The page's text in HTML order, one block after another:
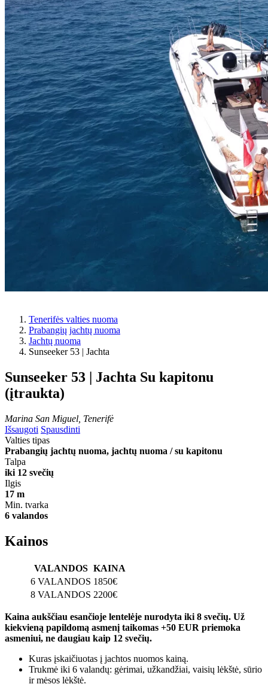
Tenerifės valties nuoma
Prabangių jachtų nuoma
Jachtų nuoma
Sunseeker 53 | Jachta
Sunseeker 53 | Jachta Su kapitonu
(įtraukta)
Marina San Miguel, Tenerifė
Išsaugoti Spausdinti
Valties tipas
Prabangių jachtų nuoma, jachtų nuoma / su kapitonu
Talpa
iki 12 svečių
Ilgis
17 m
Min. tvarka
6 valandos
Kainos
VALANDOS KAINA
6 VALANDOS 1850€
8 VALANDOS 2200€
Kaina aukščiau esančioje lentelėje nurodyta iki 8 svečių. Už
kiekvieną papildomą asmenį taikomas +50 EUR priemoka
asmeniui, ne daugiau kaip 12 svečių.
Kuras įskaičiuotas į jachtos nuomos kainą.
Trukmė iki 6 valandų: gėrimai, užkandžiai, vaisių lėkštė, sūrio
ir mėsos lėkštė.